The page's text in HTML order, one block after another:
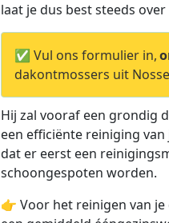
laat je dus best steeds
✅ Vul ons formulier in,
dakontmossers uit
Hij zal vooraf een grondig
een efficiënte reiniging
dat er eerst een
schoongespoten worden.
👉 Voor het reinigen van